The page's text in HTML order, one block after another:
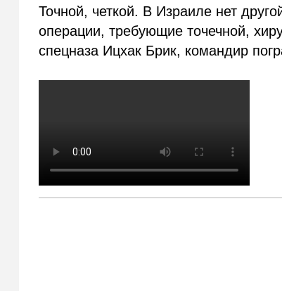
Точной, четкой. В Израиле нет
операции, требующие точечной,
спецназа Ицхак Брик, командир